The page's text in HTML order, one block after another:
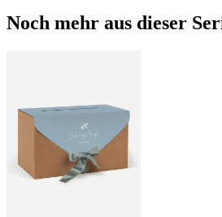
Noch mehr aus dieser